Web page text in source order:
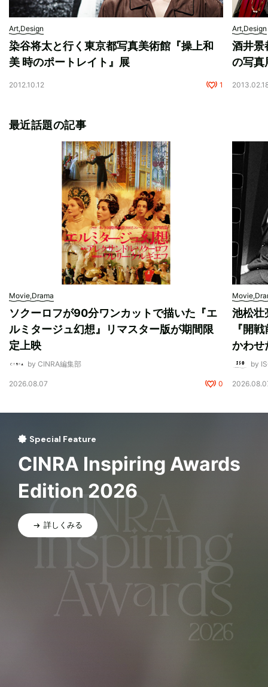
Art,Design
染谷将太と行く東京都写真美術館『操上和
美 時のポートレイト』展
2012.10.12 1
Art,Design
酒井景
の写真
最近話題の記事
Movie,Drama
ソクーロフが90分ワンカットで描いた『エ
ルミタージュ幻想』リマスター版が期間限
定上映
by CINRA編集部
2026.08.07 0
池松壮
『開
かわせ
by
Special Feature
CINRA Inspiring Awards
Edition 2026
詳しくみる